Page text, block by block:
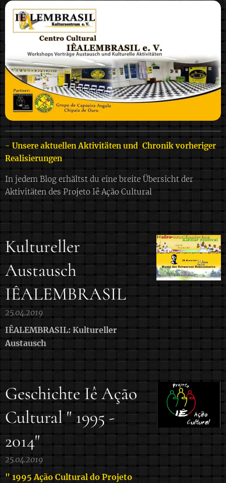
- Unsere aktuellen Aktivitäten und Chronik vorheriger
Realisierungen
In jedem Blog erhältst du eine breite Übersicht der
Aktivitäten des Projeto Iê Ação Cultural
Kultureller
Austausch
IÊALEMBRASIL
25.04.2019
IÊALEMBRASIL: Kultureller
Austausch
Geschichte Iê Ação
Cultural " 1995 -
2014"
25.04.2019
" 1995 Ação Cultural do Projeto